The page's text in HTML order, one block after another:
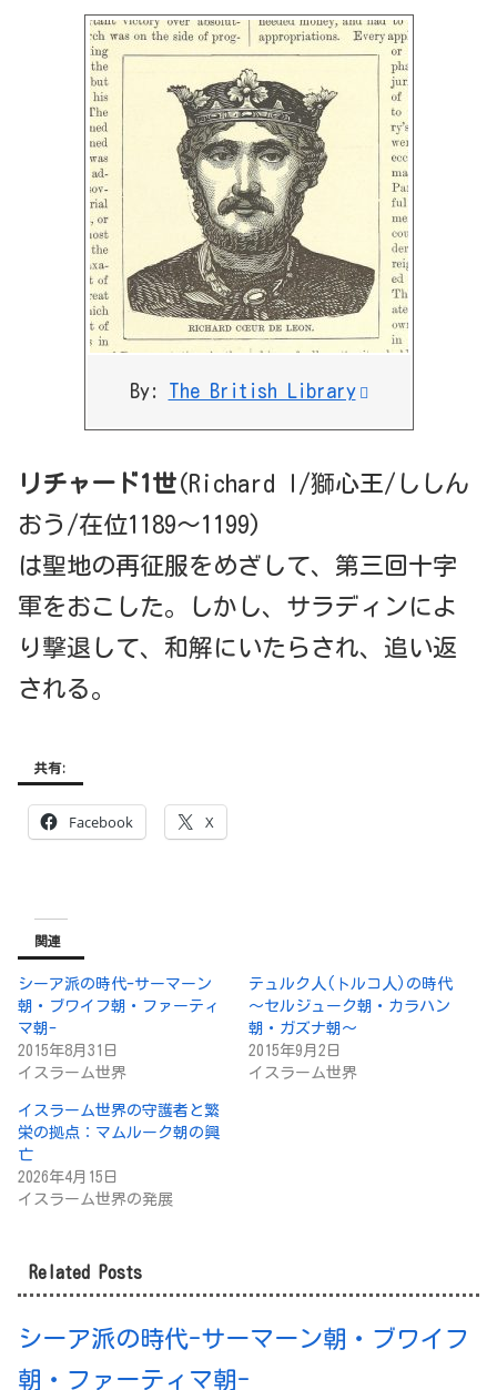
By: The British Library
リチャード1世(Richard I/獅心王/ししん
おう/在位1189～1199)
は聖地の再征服をめざして、第三回十字
軍をおこした。しかし、サラディンによ
り撃退して、和解にいたらされ、追い返
される。
共有:
Facebook X
関連
シーア派の時代-サーマーン
朝・ブワイフ朝・ファーティ
マ朝-
2015年8月31日
イスラーム世界
テュルク人(トルコ人)の時代
～セルジューク朝・カラハン
朝・ガズナ朝～
2015年9月2日
イスラーム世界
イスラーム世界の守護者と繁
栄の拠点：マムルーク朝の興
亡
2026年4月15日
イスラーム世界の発展
Related Posts
シーア派の時代-サーマーン朝・ブワイフ
朝・ファーティマ朝-